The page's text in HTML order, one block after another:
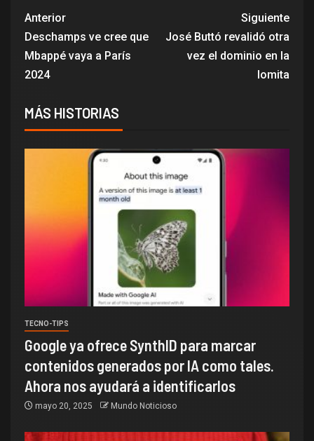
Anterior
Deschamps ve cree que
Mbappé vaya a París
2024
Siguiente
José Buttó revalidó otra
vez el dominio en la
lomita
MÁS HISTORIAS
TECNO-TIPS
Google ya ofrece SynthID para marcar
contenidos generados por IA como tales.
Ahora nos ayudará a identificarlos
mayo 20, 2025 Mundo Noticioso